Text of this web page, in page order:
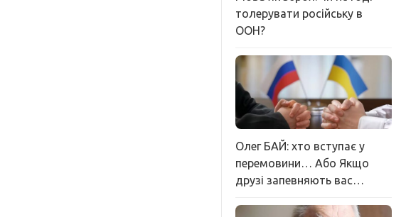
толерувати російську в
ООН?
Олег БАЙ: хто вступає у
перемовини… Або Якщо
друзі запевняють вас…